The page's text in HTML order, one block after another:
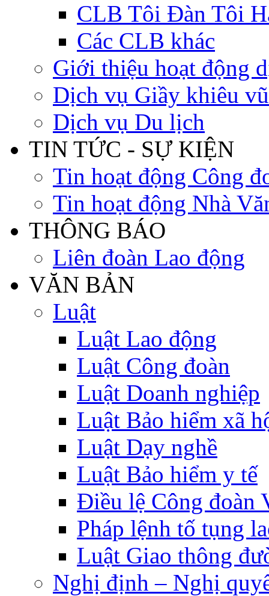
CLB Tôi Đàn Tôi
Các CLB khác
Giới thiệu hoạt động
Dịch vụ Giầy khiêu vũ
Dịch vụ Du lịch
TIN TỨC - SỰ KIỆN
Tin hoạt động Công
Tin hoạt động Nhà
THÔNG BÁO
Liên đoàn Lao động
VĂN BẢN
Luật
Luật Lao động
Luật Công đoàn
Luật Doanh nghiệp
Luật Bảo hiểm xã
Luật Dạy nghề
Luật Bảo hiểm y tế
Điều lệ Công đoàn
Pháp lệnh tố tụng
Luật Giao thông
Nghị định – Nghị